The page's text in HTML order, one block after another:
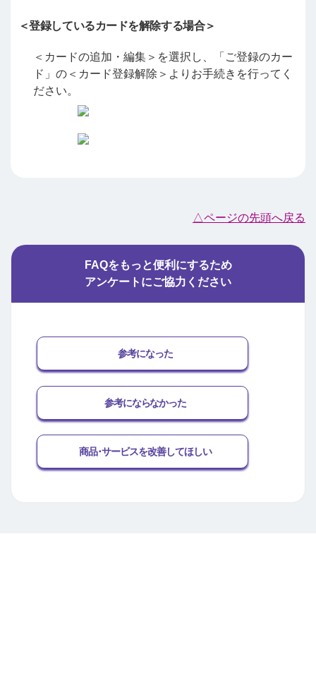
＜登録しているカードを解除する場合＞
＜カードの追加・編集＞を選択し、「ご登録のカー
ド」の＜カード登録解除＞よりお手続きを行ってく
ださい。
△ページの先頭へ戻る
FAQをもっと便利にするため
アンケートにご協力ください
参考になった
参考にならなかった
商品･サービスを改善してほしい